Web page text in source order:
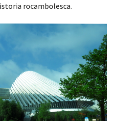
rocambolesca.